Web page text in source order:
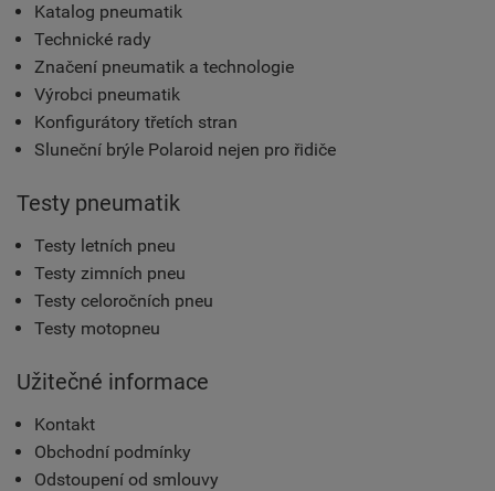
Katalog pneumatik
Technické rady
Značení pneumatik a technologie
Výrobci pneumatik
Konfigurátory třetích stran
Sluneční brýle Polaroid nejen pro řidiče
Testy pneumatik
Testy letních pneu
Testy zimních pneu
Testy celoročních pneu
Testy motopneu
Užitečné informace
Kontakt
Obchodní podmínky
Odstoupení od smlouvy